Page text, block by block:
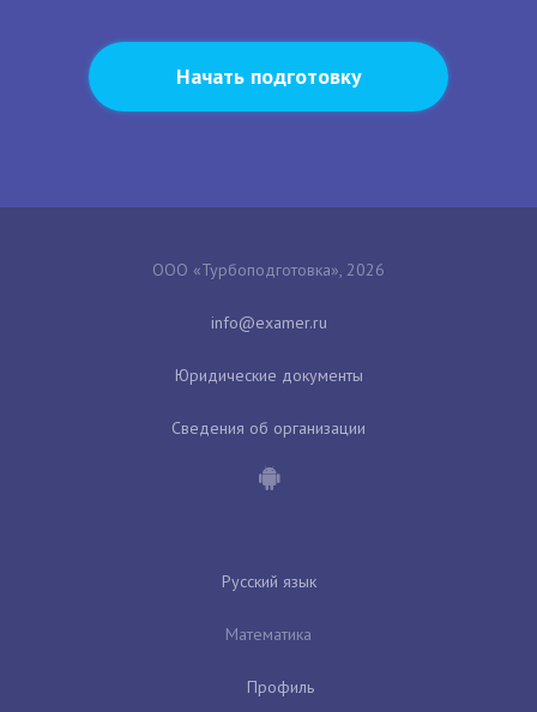
Начать подготовку
ООО «Турбоподготовка», 2026
Юридические документы
Сведения об организации
Русский язык
Математика
Профиль